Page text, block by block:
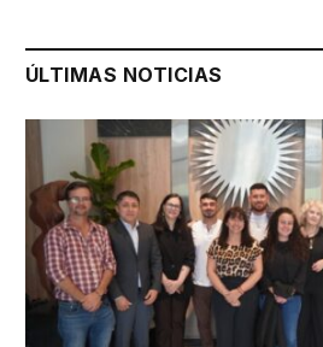
ÚLTIMAS NOTICIAS